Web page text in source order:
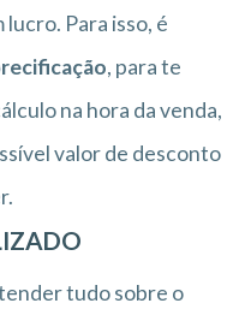
Para isso, é
, para te
na hora da venda,
valor de desconto
tudo sobre o